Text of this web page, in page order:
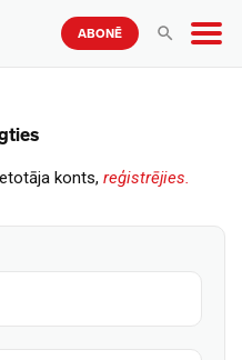
ABONĒ
konts, reģistrējies.